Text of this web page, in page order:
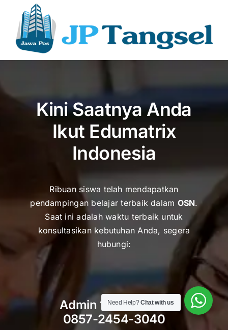
Kini Saatnya Anda
Ikut Edumatrix
Indonesia
Ribuan siswa telah mendapatkan
pendampingan belajar terbaik dalam OSN.
Saat ini adalah waktu terbaik untuk
konsultasikan kebutuhan Anda, segera
hubungi:
Admin 1 – Kak Putri
0857-2454-3040
Need Help?Chat with us